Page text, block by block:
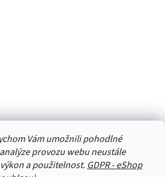
Vám umožnili pohodlné
provozu webu neustále
a použitelnost. GDPR - eShop
Yachtmeni ComGate Payments, a.s.